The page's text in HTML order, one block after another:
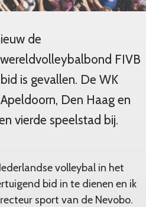
de
FIVB
is gevallen. De WK
Den Haag en
vierde speelstad bij.
volleybal in het
bid in te dienen en ik
sport van de Nevobo.